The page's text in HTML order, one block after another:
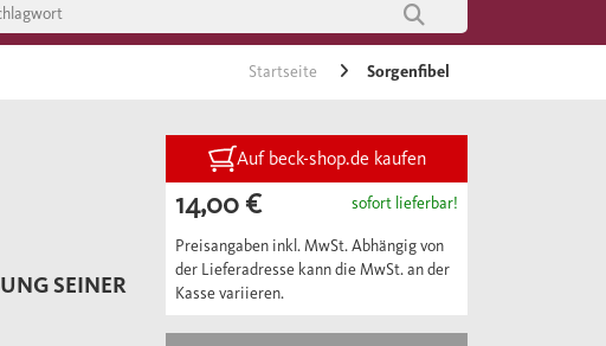
Startseite Sorgenfibel
SEINER
Auf beck-shop.de kaufen
14,00 € sofort lieferbar!
Preisangaben inkl. MwSt. Abhängig von
der Lieferadresse kann die MwSt. an der
Kasse variieren.